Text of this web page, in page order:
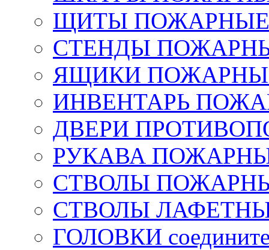
ЩИТЫ ПОЖАРНЫЕ
СТЕНДЫ
ЯЩИКИ ПОЖАРНЫЕ
ИНВЕНТАРЬ
ДВЕРИ
РУКАВА
СТВОЛЫ
СТВОЛЫ
ГОЛОВКИ